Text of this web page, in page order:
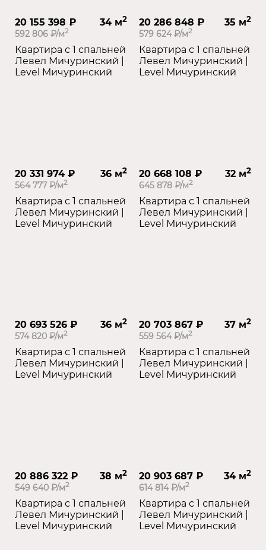
20 155 398 ₽ 34 м2
592 806 ₽/м2
Квартира с 1 спальней
Левел Мичуринский |
Level Мичуринский
20 286 848 ₽ 35 м2
579 624 ₽/м2
Квартира с 1 спальней
Левел Мичуринский |
Level Мичуринский
20 331 974 ₽ 36 м2
564 777 ₽/м2
Квартира с 1 спальней
Левел Мичуринский |
Level Мичуринский
20 668 108 ₽ 32 м2
645 878 ₽/м2
Квартира с 1 спальней
Левел Мичуринский |
Level Мичуринский
20 693 526 ₽ 36 м2
574 820 ₽/м2
Квартира с 1 спальней
Левел Мичуринский |
Level Мичуринский
20 703 867 ₽ 37 м2
559 564 ₽/м2
Квартира с 1 спальней
Левел Мичуринский |
Level Мичуринский
20 886 322 ₽ 38 м2
549 640 ₽/м2
Квартира с 1 спальней
Левел Мичуринский |
Level Мичуринский
20 903 687 ₽ 34 м2
614 814 ₽/м2
Квартира с 1 спальней
Левел Мичуринский |
Level Мичуринский